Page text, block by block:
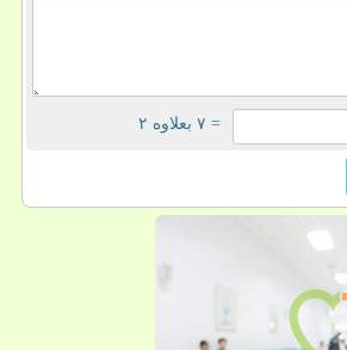
= ۷ بعلاوه ۲